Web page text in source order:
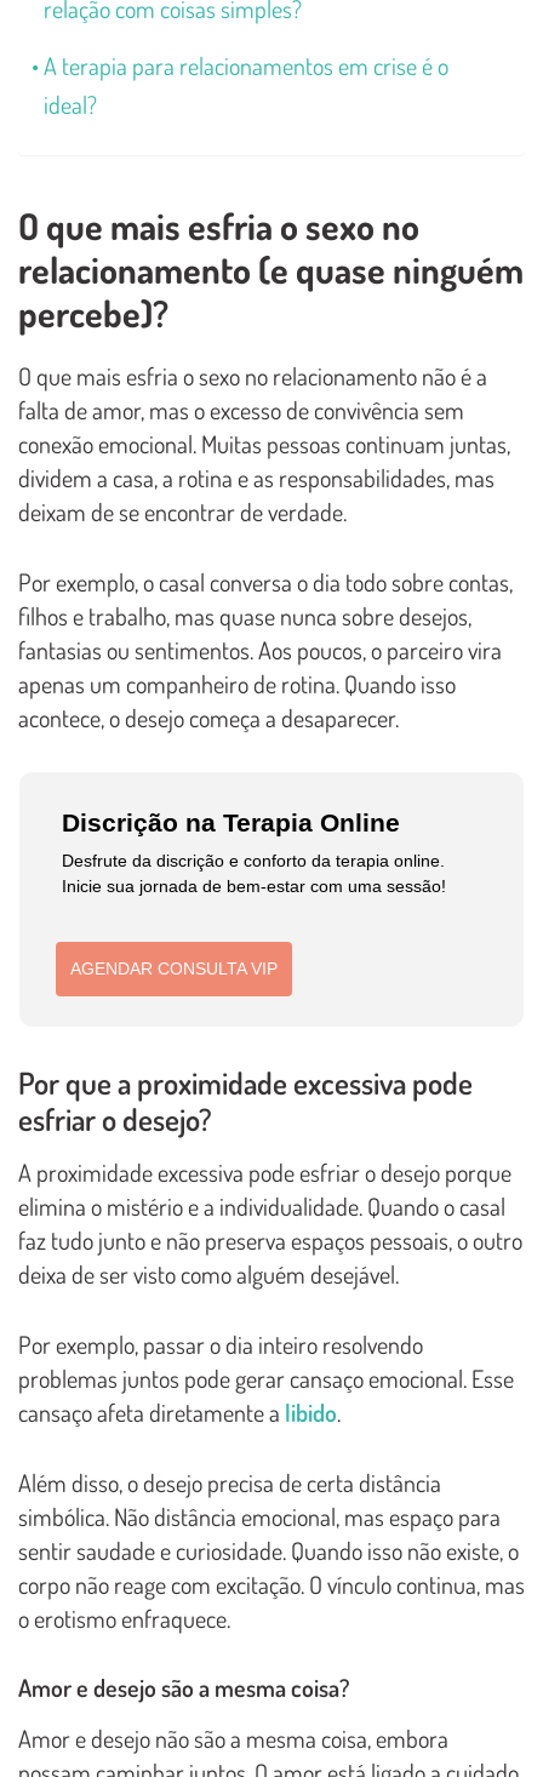
relação com coisas simples?
A terapia para relacionamentos em crise é o
ideal?
O que mais esfria o sexo no
relacionamento (e quase ninguém
percebe)?
O que mais esfria o sexo no relacionamento não é a
falta de amor, mas o excesso de convivência sem
conexão emocional. Muitas pessoas continuam juntas,
dividem a casa, a rotina e as responsabilidades, mas
deixam de se encontrar de verdade.
Por exemplo, o casal conversa o dia todo sobre contas,
filhos e trabalho, mas quase nunca sobre desejos,
fantasias ou sentimentos. Aos poucos, o parceiro vira
apenas um companheiro de rotina. Quando isso
acontece, o desejo começa a desaparecer.
Discrição na Terapia Online
Desfrute da discrição e conforto da terapia online.
Inicie sua jornada de bem-estar com uma sessão!
AGENDAR CONSULTA VIP
Por que a proximidade excessiva pode
esfriar o desejo?
A proximidade excessiva pode esfriar o desejo porque
elimina o mistério e a individualidade. Quando o casal
faz tudo junto e não preserva espaços pessoais, o outro
deixa de ser visto como alguém desejável.
Por exemplo, passar o dia inteiro resolvendo
problemas juntos pode gerar cansaço emocional. Esse
cansaço afeta diretamente a libido.
Além disso, o desejo precisa de certa distância
simbólica. Não distância emocional, mas espaço para
sentir saudade e curiosidade. Quando isso não existe, o
corpo não reage com excitação. O vínculo continua, mas
o erotismo enfraquece.
Amor e desejo são a mesma coisa?
Amor e desejo não são a mesma coisa, embora